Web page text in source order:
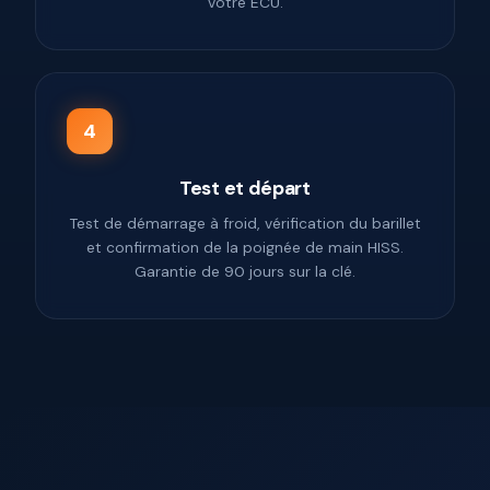
4
Test et départ
Test de démarrage à froid, vérification du barillet
et confirmation de la poignée de main HISS.
Garantie de 90 jours sur la clé.